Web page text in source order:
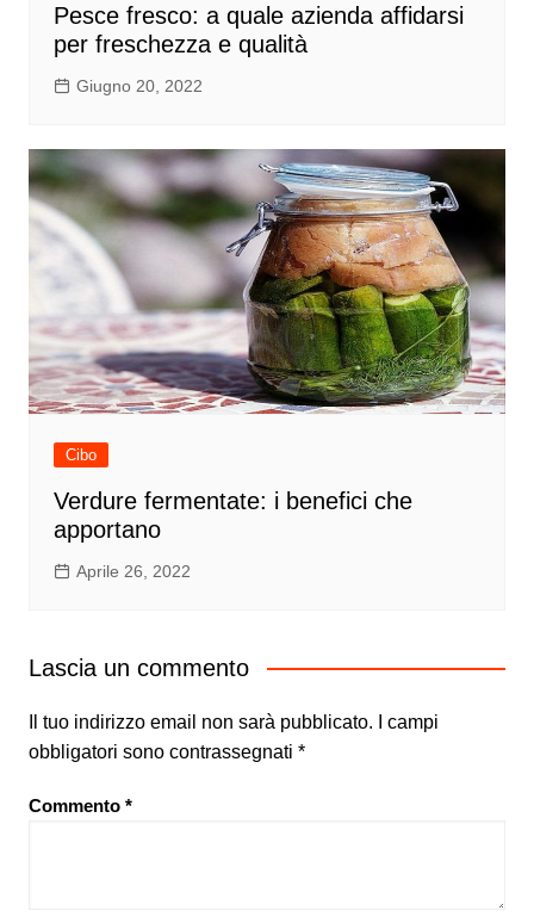
Pesce fresco: a quale azienda affidarsi
per freschezza e qualità
Giugno 20, 2022
Cibo
Verdure fermentate: i benefici che
apportano
Aprile 26, 2022
Lascia un commento
Il tuo indirizzo email non sarà pubblicato.
I campi
obbligatori sono contrassegnati *
Commento *